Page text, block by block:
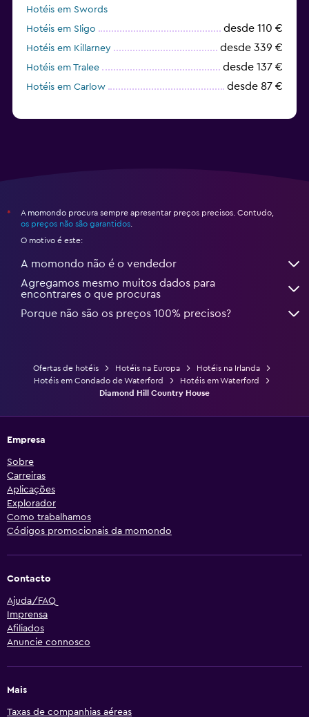
Hotéis em Swords
Hotéis em Sligo
desde 110 €
Hotéis em Killarney desde 339 €
Hotéis em Tralee desde 137 €
Hotéis em Carlow desde 87 €
*
A momondo procura sempre apresentar preços precisos. Contudo,
os preços não são garantidos
O motivo é este:
A momondo não é o vendedor
Agregamos mesmo muitos dados para
encontrares o que procuras
Porque não são os preços 100% precisos?
Ofertas de hotéis Hotéis na Europa
Hotéis na Irlanda
Hotéis em Condado de Waterford
Hotéis em Waterford
Diamond Hill Country House
Empresa
Sobre
Carreiras
Aplicações
Explorador
Como trabalhamos
Códigos promocionais da momondo
Contacto
Ajuda/FAQ
Imprensa
Afiliados
Anuncie connosco
Mais
Taxas de companhias aéreas